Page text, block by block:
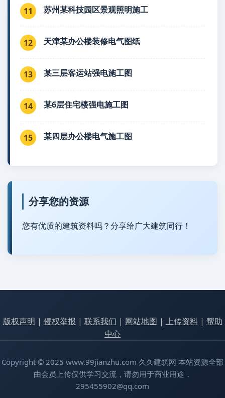
11 苏州某科技园区景观照明施工
12 天津某办公楼装修电气图纸
13 某三层客运站强电施工图
14 某6层住宅楼强电施工图
15 某四层办公楼电气施工图
分享您的资源
您有优质的建筑资料吗？分享给广大建筑同行！
版权声明 | 侵权举报 | 联系我们 | 网站地图 | 上传资料| 帮助
中心
Copyright © 2025 www.99jianzhu.com 久久建筑网 本站资源全部
由会员上传仅供学习交流，请勿用于商业用途，
295455902@qq.com